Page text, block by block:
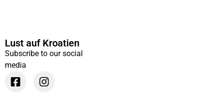
Lust auf Kroatien
Subscribe to our social
media